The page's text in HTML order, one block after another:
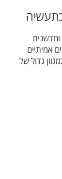
וחדשנית
אמיתיים
גדול של